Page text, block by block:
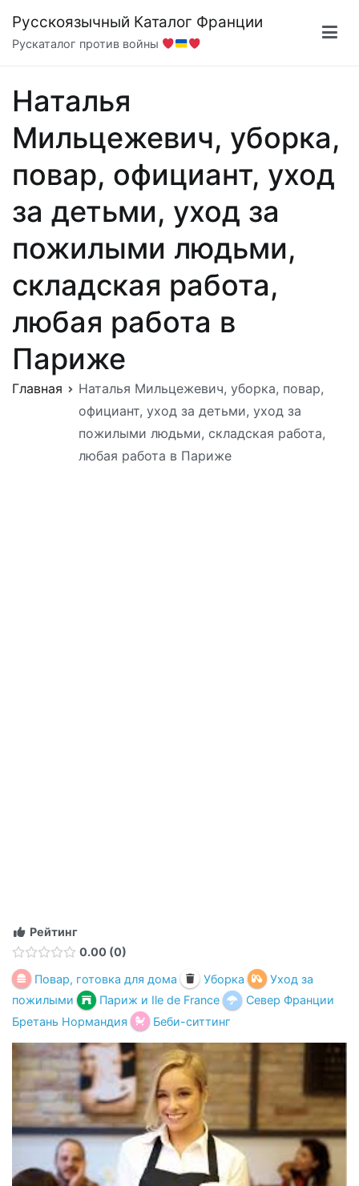
содержимому
Русскоязычный Каталог Франции
Рускаталог против войны
Наталья
Мильцежевич, уборка,
повар, официант, уход
за детьми, уход за
пожилыми людьми,
складская работа,
любая работа в
Париже
Главная
Наталья Мильцежевич, уборка, повар,
официант, уход за детьми, уход за
пожилыми людьми, складская работа,
любая работа в Париже
Рейтинг
0.00 0
Повар, готовка для дома
Уборка
Уход за
пожилыми
Париж и Ile de France
Север Франции
Бретань Нормандия
Беби-ситтинг